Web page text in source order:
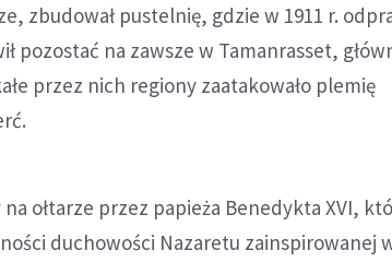
zbudował pustelnię, gdzie w 1911 r.
pozostać na zawsze w Tamanrasset,
przez nich regiony zaatakowało plemię
ołtarze przez papieża Benedykta XVI,
duchowości Nazaretu zainspirowanej